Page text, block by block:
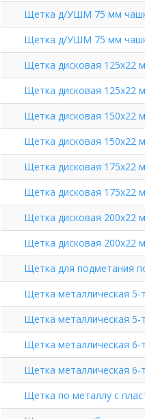
Щетка д/УШМ 75 мм
Щетка д/УШМ 75 мм
Щетка дисковая 125х22
Щетка дисковая 125х22
Щетка дисковая 150х22
Щетка дисковая 150х22
Щетка дисковая 175х22
Щетка дисковая 175х22
Щетка дисковая 200х22
Щетка дисковая 200х22
Щетка для подметания
Щетка металлическая 5-
Щетка металлическая 5-
Щетка металлическая 6-
Щетка металлическая 6-
Щетка по металлу с